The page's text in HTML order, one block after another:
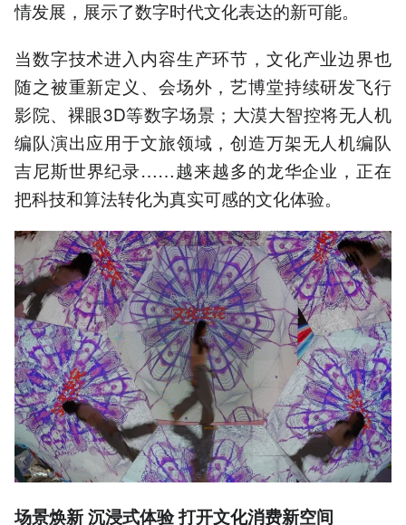
情发展，展示了数字时代文化表达的新可能。
当数字技术进入内容生产环节，文化产业边界也
随之被重新定义、会场外，艺博堂持续研发飞行
影院、裸眼3D等数字场景；大漠大智控将无人机
编队演出应用于文旅领域，创造万架无人机编队
吉尼斯世界纪录……越来越多的龙华企业，正在
把科技和算法转化为真实可感的文化体验。
场景焕新 沉浸式体验 打开文化消费新空间